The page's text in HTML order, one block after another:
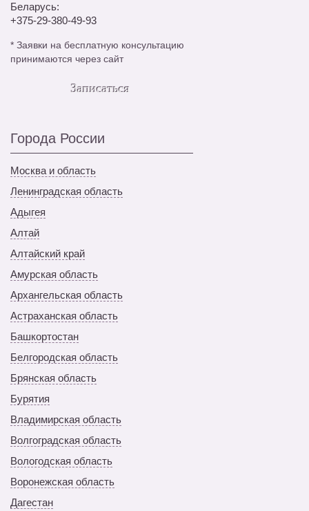
Беларусь:
+375-29-380-49-93
* Заявки на бесплатную консультацию
принимаются через сайт
Записаться
Города России
Москва и область
Ленинградская область
Адыгея
Алтай
Алтайский край
Амурская область
Архангельская область
Астраханская область
Башкортостан
Белгородская область
Брянская область
Бурятия
Владимирская область
Волгоградская область
Вологодская область
Воронежская область
Дагестан